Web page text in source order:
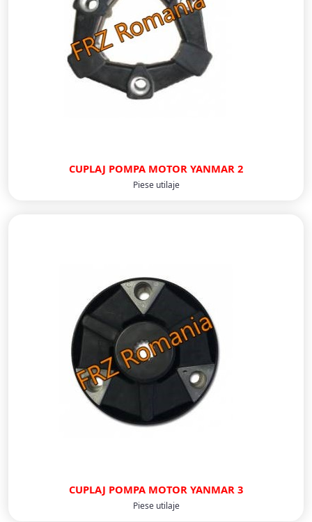
CUPLAJ POMPA MOTOR YANMAR 2
Piese utilaje
CUPLAJ POMPA MOTOR YANMAR 3
Piese utilaje